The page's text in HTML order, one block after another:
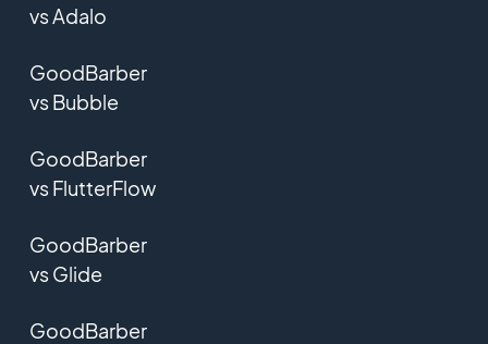
vs Adalo
GoodBarber
vs Bubble
GoodBarber
vs FlutterFlow
GoodBarber
vs Glide
GoodBarber